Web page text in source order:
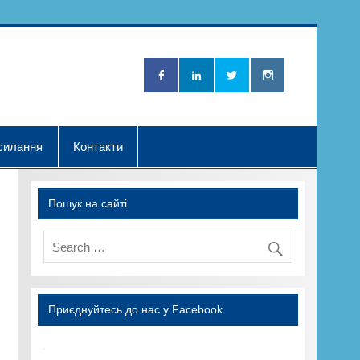
Хвилька"
Контакти
Пошук на сайті
Приєднуйтесь до нас у Facebook